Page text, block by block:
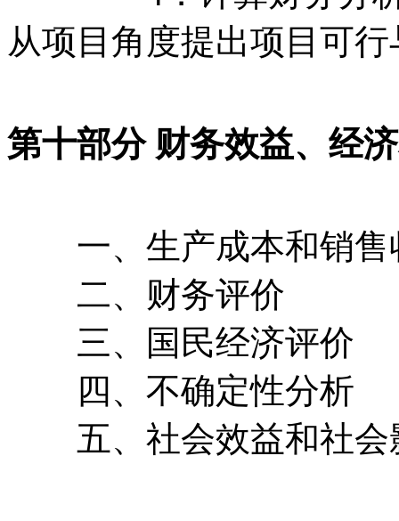
从项目角度提出项目可
第十部分 财务效益、经
一、生产成本和销售
二、财务评价
三、国民经济评价
四、不确定性分析
五、社会效益和社会